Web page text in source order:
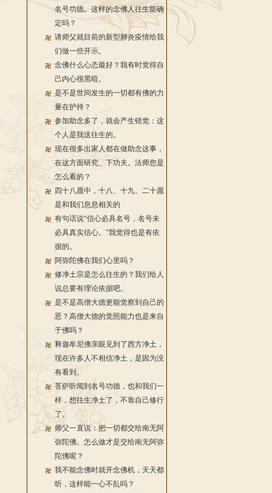
名号功德。这样的念佛人往生能确
定吗？
请师父就目前的新型肺炎疫情给我
们做一些开示。
念佛什么心态最好？我有时觉得自
己内心很黑暗。
是不是世间发生的一切都有佛的力
量在护持？
参加助念多了，就会产生错觉：这
个人是我送往生的。
现在很多出家人都在做助念这事，
在这方面研究、下功夫。法师您是
怎么看的？
四十八愿中，十八、十九、二十愿
是和我们息息相关的
有句话说“信心必具名号，名号未
必具真实信心。”我觉得也是有依
据的。
阿弥陀佛在我们心里吗？
修净土宗是怎么往生的？我们给人
说总要有理论依据吧。
是不是高僧大德更能觉察到自己的
恶？高僧大德的觉照能力也是来自
于佛吗？
释迦牟尼佛亲眼见到了西方净土，
现在许多人不相信净土，是因为没
有看到。
菩萨听闻到名号功德，也和我们一
样，想往生净土了，不靠自己修行
了。
师父一直说：把一切都交给南无阿
弥陀佛。怎么做才是交给南无阿弥
陀佛呢？
我不能念佛时就开念佛机，天天都
听，这样能一心不乱吗？